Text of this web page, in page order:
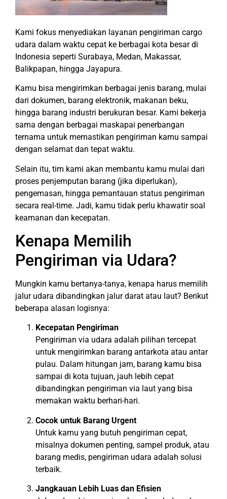
Kami fokus menyediakan layanan pengiriman cargo
udara dalam waktu cepat ke berbagai kota besar di
Indonesia seperti Surabaya, Medan, Makassar,
Balikpapan, hingga Jayapura.
Kamu bisa mengirimkan berbagai jenis barang, mulai
dari dokumen, barang elektronik, makanan beku,
hingga barang industri berukuran besar. Kami bekerja
sama dengan berbagai maskapai penerbangan
ternama untuk memastikan pengiriman kamu sampai
dengan selamat dan tepat waktu.
Selain itu, tim kami akan membantu kamu mulai dari
proses penjemputan barang (jika diperlukan),
pengemasan, hingga pemantauan status pengiriman
secara real-time. Jadi, kamu tidak perlu khawatir soal
keamanan dan kecepatan.
Kenapa Memilih
Pengiriman via Udara?
Mungkin kamu bertanya-tanya, kenapa harus memilih
jalur udara dibandingkan jalur darat atau laut? Berikut
beberapa alasan logisnya:
Kecepatan Pengiriman
Pengiriman via udara adalah pilihan tercepat
untuk mengirimkan barang antarkota atau antar
pulau. Dalam hitungan jam, barang kamu bisa
sampai di kota tujuan, jauh lebih cepat
dibandingkan pengiriman via laut yang bisa
memakan waktu berhari-hari.
Cocok untuk Barang Urgent
Untuk kamu yang butuh pengiriman cepat,
misalnya dokumen penting, sampel produk, atau
barang medis, pengiriman udara adalah solusi
terbaik.
Jangkauan Lebih Luas dan Efisien